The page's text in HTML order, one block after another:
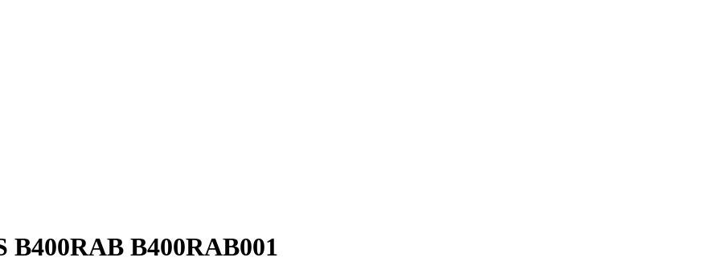
B400RAB B400RAB001